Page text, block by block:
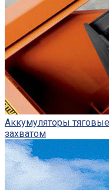
Аккумуляторы
захватом